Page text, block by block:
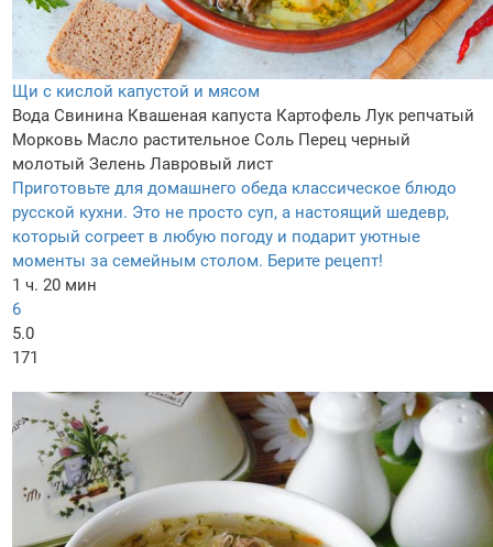
Щи с кислой капустой и мясом
Вода Свинина Квашеная капуста Картофель Лук репчатый
Морковь Масло растительное Соль Перец черный
молотый Зелень Лавровый лист
Приготовьте для домашнего обеда классическое блюдо
русской кухни. Это не просто суп, а настоящий шедевр,
который согреет в любую погоду и подарит уютные
моменты за семейным столом. Берите рецепт!
1 ч. 20 мин
6
5.0
171